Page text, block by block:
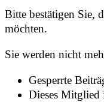
Bitte bestätigen Sie,
möchten.
Sie werden nicht
Gesperrte
Dieses Mitglied